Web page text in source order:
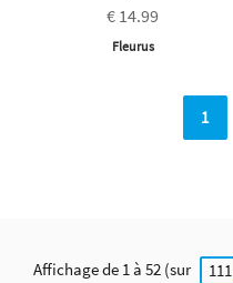
€ 14.99
Fleurus
1
Affichage de 1 à 52 (sur 111